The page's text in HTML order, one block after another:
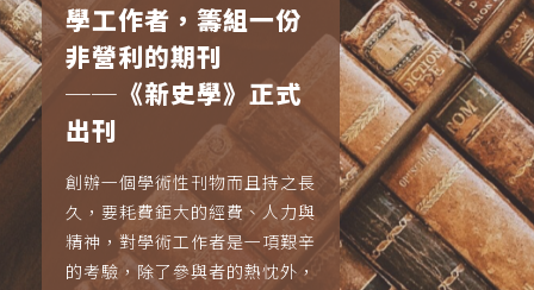
學工作者，籌組一份
非營利的期刊
──《新史學》正式
出刊
創辦一個學術性刊物而且持之長
久，要耗費鉅大的經費、人力與
精神，對學術工作者是一項艱辛
的考驗，除了參與者的熱忱外，